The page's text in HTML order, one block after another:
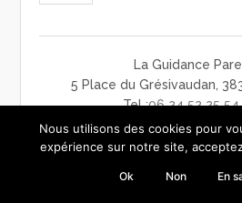
La Guidance
5 Place du Grésivaudan,
Tel :06 24 52 25 54
mentions légales-charte de
Nous utilisons des cookies pour
expérience sur notre site,
Ok Non En